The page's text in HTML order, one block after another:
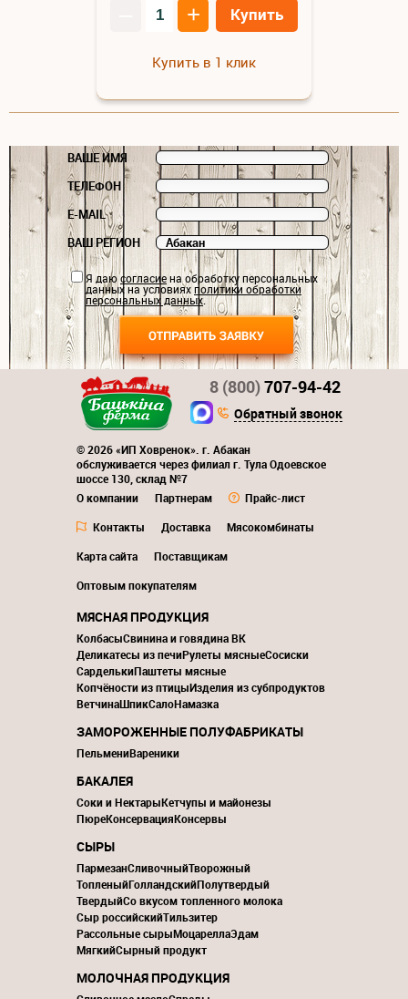
+ Купить
Купить в 1 клик
ВАШЕ ИМЯ
ТЕЛЕФОН
E-MAIL
ВАШ РЕГИОН
Я даюсогласиена обработку персональных
данных на условияхполитики обработки
персональных данных.
© 2026 «ИП Ховренок». г. Абакан
обслуживается через филиал г. Тула Одоевское
шоссе 130, склад №7
О компании
Партнерам
Прайс-лист
Контакты
Доставка
Мясокомбинаты
Карта сайта
Поставщикам
Оптовым покупателям
8 (800)707-94-42
Обратный звонок
МЯСНАЯ ПРОДУКЦИЯ
КолбасыСвинина и говядина ВК
Деликатесы из печиРулеты мясныеСосиски
СарделькиПаштеты мясные
Копчёности из птицыИзделия из субпродуктов
ВетчинаШпикСалоНамазка
ЗАМОРОЖЕННЫЕ ПОЛУФАБРИКАТЫ
ПельмениВареники
БАКАЛЕЯ
Соки и НектарыКетчупы и майонезы
ПюреКонсервацияКонсервы
СЫРЫ
ПармезанСливочныйТворожный
ТопленыйГолландскийПолутвердый
ТвердыйСо вкусом топленного молока
Сыр российскийТильзитер
Рассольные сырыМоцареллаЭдам
МягкийСырный продукт
МОЛОЧНАЯ ПРОДУКЦИЯ